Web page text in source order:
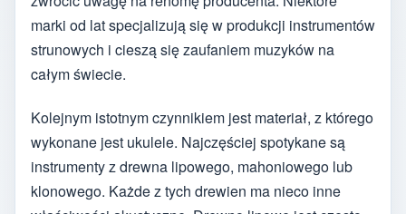
marki od lat specjalizują się w produkcji instrumentów
strunowych i cieszą się zaufaniem muzyków na
całym świecie.
Kolejnym istotnym czynnikiem jest materiał, z którego
wykonane jest ukulele. Najczęściej spotykane są
instrumenty z drewna lipowego, mahoniowego lub
klonowego. Każde z tych drewien ma nieco inne